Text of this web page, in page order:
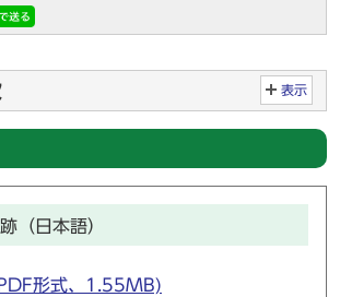
表示
（日本語）
形式、1.55MB)